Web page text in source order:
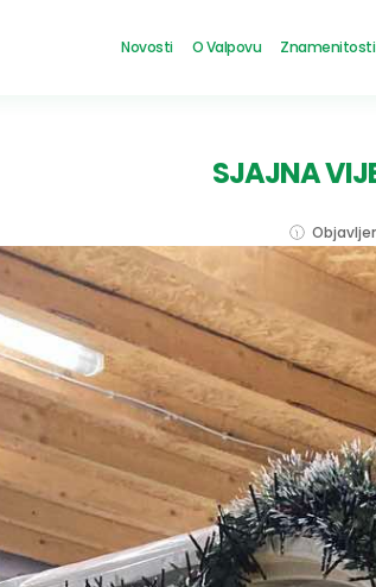
Novosti O Valpovu Znamenitosti
SJAJNA